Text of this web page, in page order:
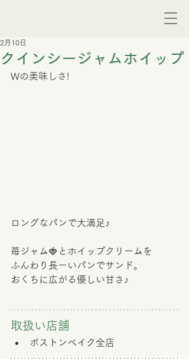
クインシージャムホイップ
2月10日
Wの美味しさ!
ロングなパンで大満足♪
苺ジャム🍓とホイップクリームを
ふんわり長ーいパンでサンド。
おくちに広がる優しい甘さ♪
取扱い店舗
ボストンベイク全店